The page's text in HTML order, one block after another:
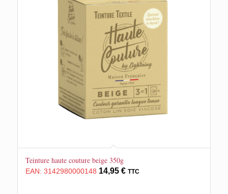
Teinture haute couture beige 350g
EAN: 3142980000148 14,95 € TTC